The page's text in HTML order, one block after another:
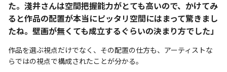
た。淺井さんは空間把握能力がとても高いので、かけてみ
ると作品の配置が本当にピッタリ空間にはまって驚きまし
たね。壁画が無くても成立するぐらいの決まり方でした」
作品を選ぶ視点だけでなく、その配置の仕方も、アーティストな
らではの視点で構成されたことが分かる。